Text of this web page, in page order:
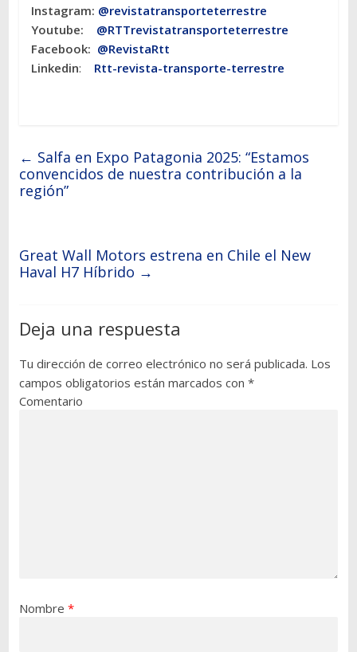
Instagram: @revistatransporteterrestre
Youtube: @RTTrevistatransporteterrestre
Facebook: @RevistaRtt
Linkedin: Rtt-revista-transporte-terrestre
← Salfa en Expo Patagonia 2025: “Estamos
convencidos de nuestra contribución a la
región”
Great Wall Motors estrena en Chile el New
Haval H7 Híbrido →
Deja una respuesta
Tu dirección de correo electrónico no será publicada. Los
campos obligatorios están marcados con *
Comentario
Nombre *